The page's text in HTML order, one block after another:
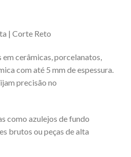
| Corte Reto
cerâmicas, porcelanatos,
com até 5 mm de espessura.
precisão no
como azulejos de fundo
brutos ou peças de alta